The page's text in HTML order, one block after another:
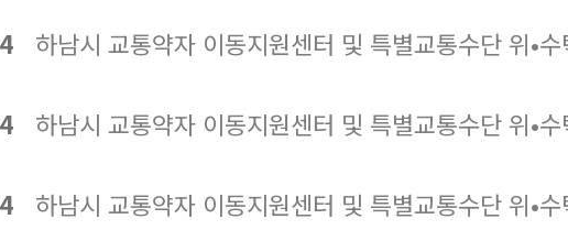
하남시 교통약자 이동지원센터 및 특별교통수단 위•
하남시 교통약자 이동지원센터 및 특별교통수단 위•
하남시 교통약자 이동지원센터 및 특별교통수단 위•